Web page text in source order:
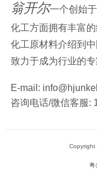
翁开尔一个创始
化工方面拥有丰富
化工原材料介绍到
致力于成为行业的
E-mail:
咨询电话/微信客服:
Copyright
粤